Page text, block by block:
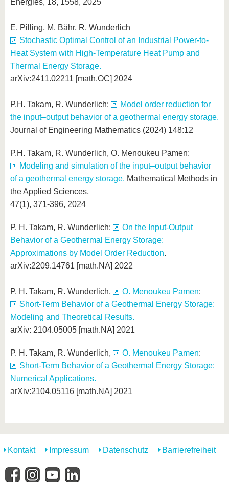
Energies, 18, 1558, 2025
E. Pilling, M. Bähr, R. Wunderlich
Stochastic Optimal Control of an Industrial Power-to-
Heat System with High-Temperature Heat Pump and
Thermal Energy Storage.
arXiv:2411.02211 [math.OC] 2024
P.H. Takam, R. Wunderlich:
Model order reduction for
the input–output behavior of a geothermal energy storage.
Journal of Engineering Mathematics (2024) 148:12
P.H. Takam, R. Wunderlich, O. Menoukeu Pamen:
Modeling and simulation of the input–output behavior
of a geothermal energy storage. Mathematical Methods in
the Applied Sciences,
47(1), 371-396, 2024
P. H. Takam, R. Wunderlich:
On the Input-Output
Behavior of a Geothermal Energy Storage:
Approximations by Model Order Reduction.
arXiv:2209.14761 [math.NA] 2022
P. H. Takam, R. Wunderlich, O. Menoukeu Pamen:
Short-Term Behavior of a Geothermal Energy Storage:
Modeling and Theoretical Results.
arXiv: 2104.05005 [math.NA] 2021
P. H. Takam, R. Wunderlich, O. Menoukeu Pamen:
Short-Term Behavior of a Geothermal Energy Storage:
Numerical Applications.
arXiv:2104.05116 [math.NA] 2021
Kontakt Impressum Datenschutz Barrierefreiheit